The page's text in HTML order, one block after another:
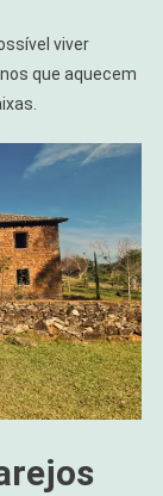
viver
que aquecem